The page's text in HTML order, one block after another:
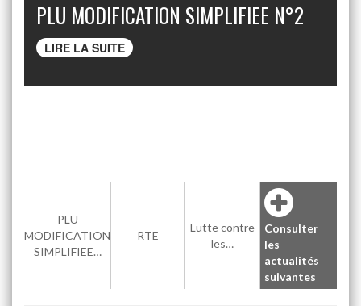
RTE
LIRE LA SUITE
PLU
MODIFICATION
SIMPLIFIEE…
RTE
Lutte contre
les…
Consulter
les
actualités
suivantes